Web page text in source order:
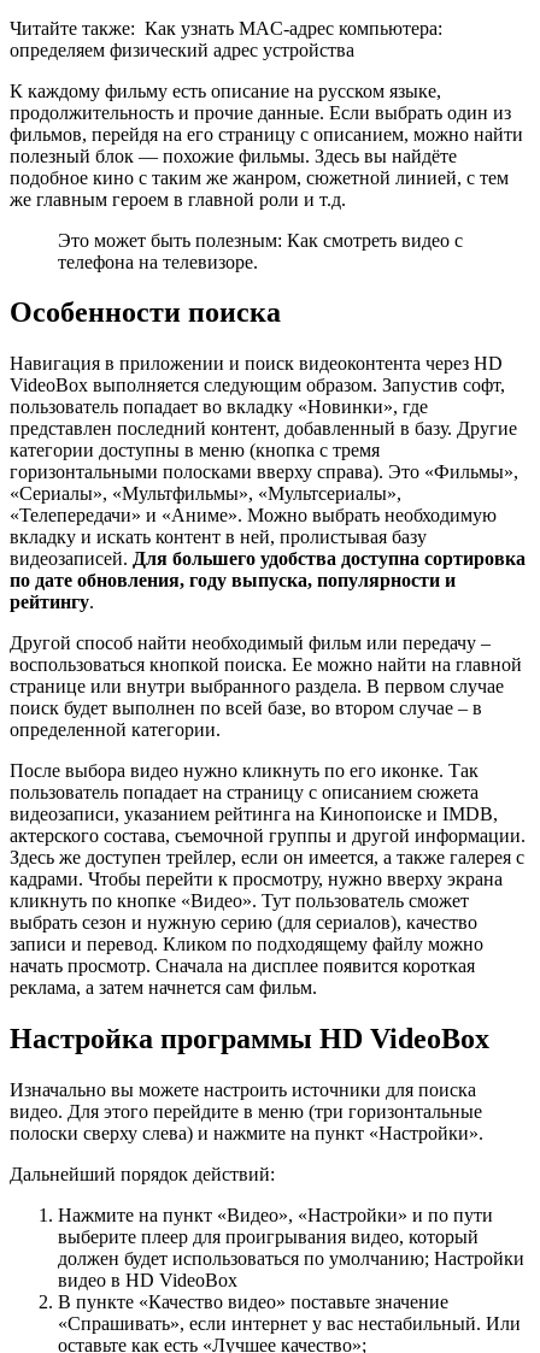
Читайте также: Как узнать MAC-адрес компьютера:
определяем физический адрес устройства
К каждому фильму есть описание на русском языке,
продолжительность и прочие данные. Если выбрать один из
фильмов, перейдя на его страницу с описанием, можно найти
полезный блок — похожие фильмы. Здесь вы найдёте
подобное кино с таким же жанром, сюжетной линией, с тем
же главным героем в главной роли и т.д.
Это может быть полезным: Как смотреть видео с
телефона на телевизоре.
Особенности поиска
Навигация в приложении и поиск видеоконтента через HD
VideoBox выполняется следующим образом. Запустив софт,
пользователь попадает во вкладку «Новинки», где
представлен последний контент, добавленный в базу. Другие
категории доступны в меню (кнопка с тремя
горизонтальными полосками вверху справа). Это «Фильмы»,
«Сериалы», «Мультфильмы», «Мультсериалы»,
«Телепередачи» и «Аниме». Можно выбрать необходимую
вкладку и искать контент в ней, пролистывая базу
видеозаписей. Для большего удобства доступна сортировка
по дате обновления, году выпуска, популярности и
рейтингу.
Другой способ найти необходимый фильм или передачу –
воспользоваться кнопкой поиска. Ее можно найти на главной
странице или внутри выбранного раздела. В первом случае
поиск будет выполнен по всей базе, во втором случае – в
определенной категории.
После выбора видео нужно кликнуть по его иконке. Так
пользователь попадает на страницу с описанием сюжета
видеозаписи, указанием рейтинга на Кинопоиске и IMDB,
актерского состава, съемочной группы и другой информации.
Здесь же доступен трейлер, если он имеется, а также галерея с
кадрами. Чтобы перейти к просмотру, нужно вверху экрана
кликнуть по кнопке «Видео». Тут пользователь сможет
выбрать сезон и нужную серию (для сериалов), качество
записи и перевод. Кликом по подходящему файлу можно
начать просмотр. Сначала на дисплее появится короткая
реклама, а затем начнется сам фильм.
Настройка программы HD VideoBox
Изначально вы можете настроить источники для поиска
видео. Для этого перейдите в меню (три горизонтальные
полоски сверху слева) и нажмите на пункт «Настройки».
Дальнейший порядок действий:
Нажмите на пункт «Видео», «Настройки» и по пути
выберите плеер для проигрывания видео, который
должен будет использоваться по умолчанию; Настройки
видео в HD VideoBox
В пункте «Качество видео» поставьте значение
«Спрашивать», если интернет у вас нестабильный. Или
оставьте как есть «Лучшее качество»;